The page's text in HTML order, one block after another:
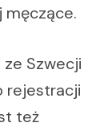
męczące.
Szwecji
rejestracji
też